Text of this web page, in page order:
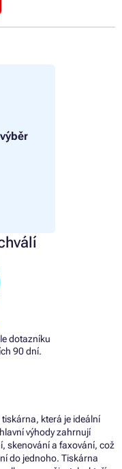
dotazníku
90 dní.
tiskárna, která je ideální
výhody zahrnují
skenování a faxování, což
do jednoho. Tiskárna